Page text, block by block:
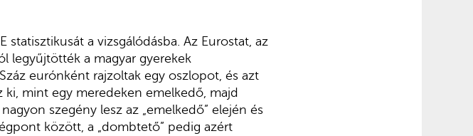
statisztikusát a vizsgálódásba. Az Eurostat, az
legyűjtötték a magyar gyerekek
eurónként rajzoltak egy oszlopot, és azt
mint egy meredeken emelkedő, majd
szegény lesz az „emelkedő” elején és
között, a „dombtető” pedig azért